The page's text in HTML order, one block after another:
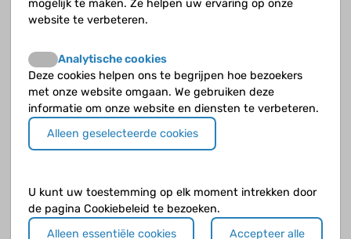
Waar kun je last van hebben als je de ziekte van Von
Willebrand hebt?
Waarin verschilt VWD met hemofilie?
Wat gebeurt er als je te weinig Von Willebrandfactor
hebt?
mogelijk te maken. Ze helpen uw ervaring op onze
website te verbeteren.
Analytische cookies
Deze cookies helpen ons te begrijpen hoe bezoekers
met onze website omgaan. We gebruiken deze
informatie om onze website en diensten te verbeteren.
Alleen geselecteerde cookies
U kunt uw toestemming op elk moment intrekken door
de pagina Cookiebeleid te bezoeken.
Alleen essentiële cookies
Accepteer alle